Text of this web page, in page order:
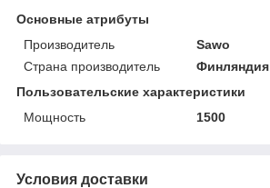
Основные атрибуты
Производитель
Sawo
Страна производитель
Финляндия
Пользовательские характеристики
Мощность
1500
Условия доставки